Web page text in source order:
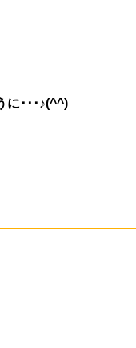
に･･･♪(^^)